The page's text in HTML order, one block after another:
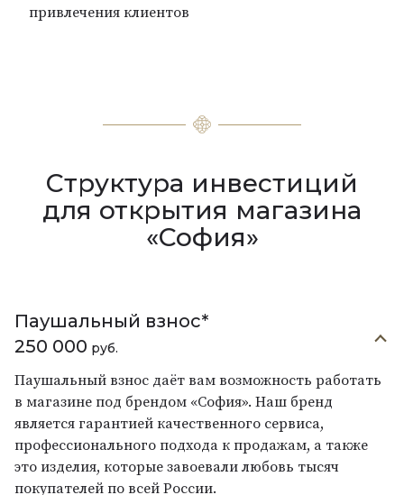
привлечения клиентов
Структура инвестиций
для открытия магазина
«София»
Паушальный взнос*
250 000 руб.
Паушальный взнос даёт вам возможность работать
в магазине под брендом «София». Наш бренд
является гарантией качественного сервиса,
профессионального подхода к продажам, а также
это изделия, которые завоевали любовь тысяч
покупателей по всей России.